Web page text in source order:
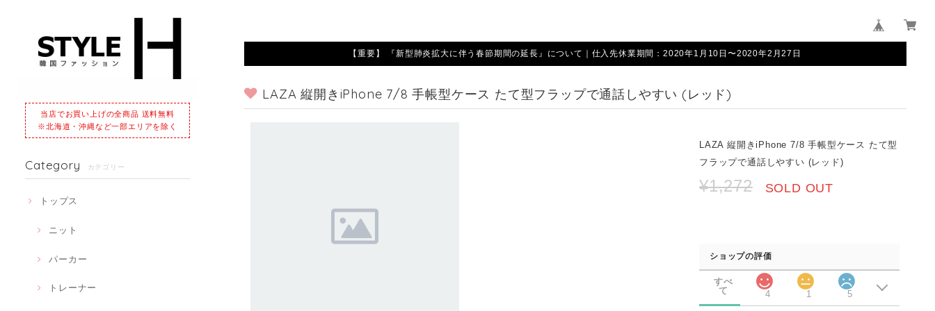
当店でお買い上げの全商品 送料無料
※北海道・沖縄など一部エリアを除く
Category カテゴリー
トップス
ニット
パーカー
トレーナー
【重要】 『新型肺炎拡大に伴う春節期間の延長』について｜仕入先休業期間：2020年1月10日〜2020年2月27日
LAZA 縦開きiPhone 7/8 手帳型ケース たて型フラップで通話しやすい (レッド)
LAZA 縦開きiPhone 7/8 手帳型ケース たて型
フラップで通話しやすい (レッド)
¥1,272 SOLD OUT
ショップの評価
すべ
て
4 1 5